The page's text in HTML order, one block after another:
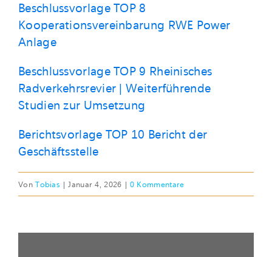
Beschlussvorlage TOP 8
Kooperationsvereinbarung RWE Power
Anlage
Beschlussvorlage TOP 9 Rheinisches
Radverkehrsrevier | Weiterführende
Studien zur Umsetzung
Berichtsvorlage TOP 10 Bericht der
Geschäftsstelle
VonTobias | Januar 4, 2026 | 0 Kommentare